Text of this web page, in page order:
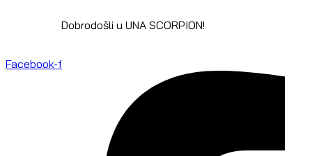
Dobrodošli u UNA SCORPION!
Facebook-f